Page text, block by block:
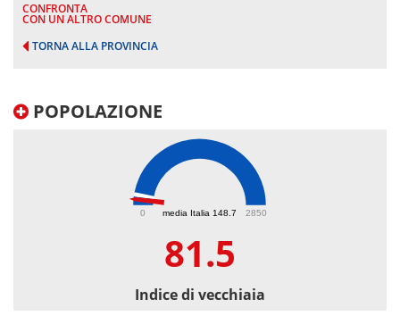
CONFRONTA
CON UN ALTRO COMUNE
TORNA ALLA PROVINCIA
POPOLAZIONE
media Italia 148.7
0 2850
81.5
Indice di vecchiaia